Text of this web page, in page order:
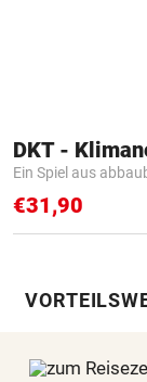
Ein Spiel aus
€31,90